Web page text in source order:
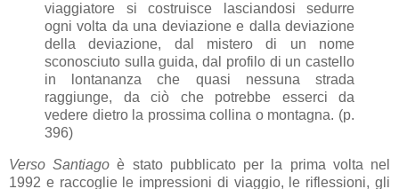
viaggiatore si costruisce lasciandosi sedurre
ogni volta da una deviazione e dalla deviazione
della deviazione, dal mistero di un nome
sconosciuto sulla guida, dal profilo di un castello
in lontananza che quasi nessuna strada
raggiunge, da ciò che potrebbe esserci da
vedere dietro la prossima collina o montagna. (p.
396)
Verso Santiago è stato pubblicato per la prima volta nel
1992 e raccoglie le impressioni di viaggio, le riflessioni, gli